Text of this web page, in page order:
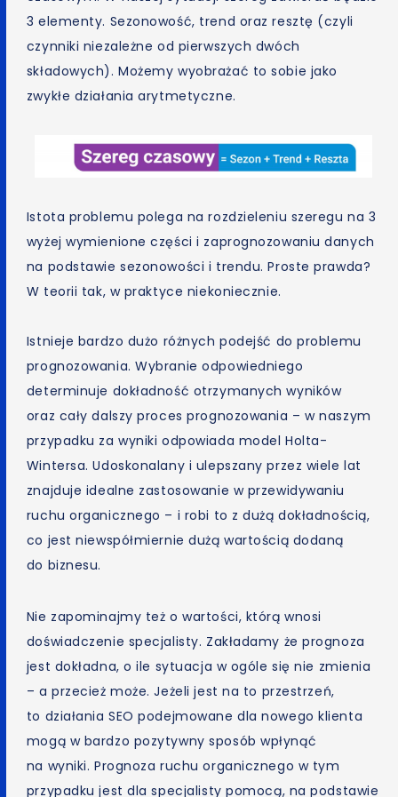
3 elementy. Sezonowość, trend oraz resztę (czyli
czynniki niezależne od pierwszych dwóch
składowych). Możemy wyobrażać to sobie jako
zwykłe działania arytmetyczne.
Istota problemu polega na rozdzieleniu szeregu na 3
wyżej wymienione części i zaprognozowaniu danych
na podstawie sezonowości i trendu. Proste prawda?
W teorii tak, w praktyce niekoniecznie.
Istnieje bardzo dużo różnych podejść do problemu
prognozowania. Wybranie odpowiedniego
determinuje dokładność otrzymanych wyników
oraz cały dalszy proces prognozowania – w naszym
przypadku za wyniki odpowiada model Holta-
Wintersa. Udoskonalany i ulepszany przez wiele lat
znajduje idealne zastosowanie w przewidywaniu
ruchu organicznego – i robi to z dużą dokładnością,
co jest niewspółmiernie dużą wartością dodaną
do biznesu.
Nie zapominajmy też o wartości, którą wnosi
doświadczenie specjalisty. Zakładamy że prognoza
jest dokładna, o ile sytuacja w ogóle się nie zmienia
– a przecież może. Jeżeli jest na to przestrzeń,
to działania SEO podejmowane dla nowego klienta
mogą w bardzo pozytywny sposób wpłynąć
na wyniki. Prognoza ruchu organicznego w tym
przypadku jest dla specjalisty pomocą, na podstawie